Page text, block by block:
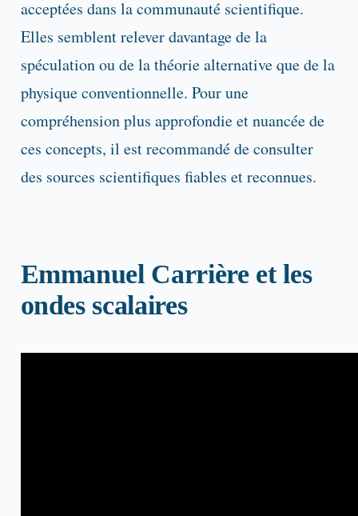
acceptées dans la communauté scientifique.
Elles semblent relever davantage de la
spéculation ou de la théorie alternative que de la
physique conventionnelle. Pour une
compréhension plus approfondie et nuancée de
ces concepts, il est recommandé de consulter
des sources scientifiques fiables et reconnues.
Emmanuel Carrière et les
ondes scalaires